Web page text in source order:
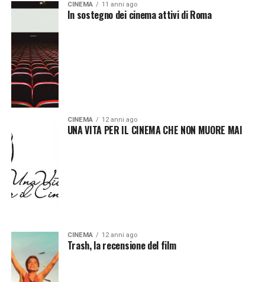
CINEMA 11 anni ago
In sostegno dei cinema attivi di Roma
CINEMA 12 anni ago
UNA VITA PER IL CINEMA CHE NON MUORE MAI
CINEMA 12 anni ago
Trash, la recensione del film